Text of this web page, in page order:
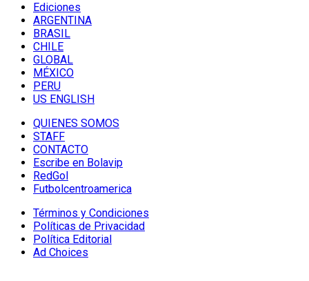
Ediciones
ARGENTINA
BRASIL
CHILE
GLOBAL
MÉXICO
PERU
US ENGLISH
QUIENES SOMOS
STAFF
CONTACTO
Escribe en Bolavip
RedGol
Futbolcentroamerica
Términos y Condiciones
Políticas de Privacidad
Política Editorial
Ad Choices